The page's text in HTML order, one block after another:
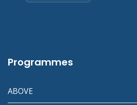
Programmes
ABOVE